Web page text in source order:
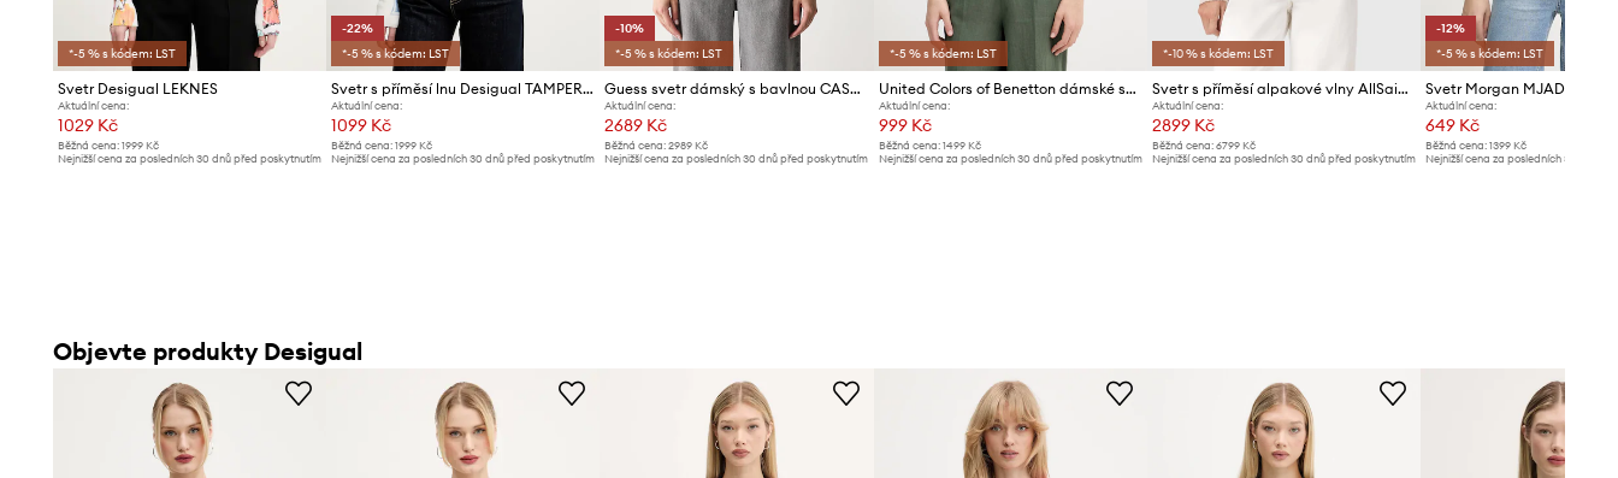
*-5 % s kódem: LST
Svetr Desigual LEKNES
Aktuální cena:
1029 Kč
Běžná cena: 1999 Kč
Nejnižší cena za posledních 30 dnů před poskytnutím
-22%
*-5 % s kódem: LST
Svetr s příměsí lnu Desigual TAMPERE
Aktuální cena:
1099 Kč
Běžná cena:1999 Kč
Nejnižší cena za posledních 30 dnů před poskytnutím
-10%
*-5 % s kódem: LST
Guess svetr dámský s bavlnou CASSANDRA
Aktuální cena:
2689 Kč
Běžná cena: 2989 Kč
Nejnižší cena za posledních 30 dnů před poskytnutím
*-5 % s kódem: LST
United Colors of Benetton dámské se lnem
Aktuální cena:
999 Kč
Běžná cena: 1499 Kč
Nejnižší cena za posledních 30 dnů před poskytnutím
*-10 % s kódem: LST
Svetr s příměsí alpakové vlny AllSaints
Aktuální cena:
2899 Kč
Běžná cena:6799 Kč
Nejnižší cena za posledních 30 dnů před poskytnutím
-12%
*-5 % s kódem: LST
Svetr Morgan MJAD
Aktuální cena:
649 Kč
Běžná cena: 1399 Kč
Nejnižší cena za posledních 30 dnů
Objevte produkty Desigual